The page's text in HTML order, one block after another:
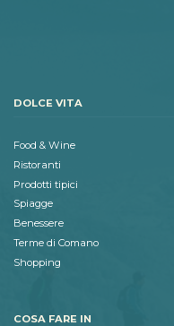
DOLCE VITA
Food & Wine
Ristoranti
Prodotti tipici
Spiagge
Benessere
Terme di Comano
Shopping
COSA FARE IN